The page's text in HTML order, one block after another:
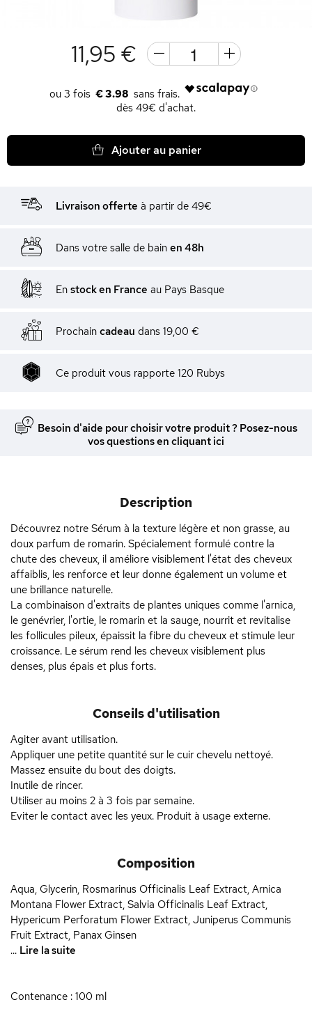
11,95 €
€ 3.98
dès 49€ d'achat.
Ajouter au panier
Livraison offerte à partir de 49€
Dans votre salle de bain en 48h
En stock en France au Pays Basque
Prochain cadeau dans 19,00 €
Ce produit vous rapporte 120 Rubys
Besoin d'aide pour choisir votre produit ? Posez-nous
vos questions en cliquant ici
Description
Découvrez notre Sérum à la texture légère et non grasse, au
doux parfum de romarin. Spécialement formulé contre la
chute des cheveux, il améliore visiblement l'état des cheveux
affaiblis, les renforce et leur donne également un volume et
une brillance naturelle.
La combinaison d'extraits de plantes uniques comme l'arnica,
le genévrier, l'ortie, le romarin et la sauge, nourrit et revitalise
les follicules pileux, épaissit la fibre du cheveux et stimule leur
croissance. Le sérum rend les cheveux visiblement plus
denses, plus épais et plus forts.
Conseils d'utilisation
Agiter avant utilisation.
Appliquer une petite quantité sur le cuir chevelu nettoyé.
Massez ensuite du bout des doigts.
Inutile de rincer.
Utiliser au moins 2 à 3 fois par semaine.
Eviter le contact avec les yeux. Produit à usage externe.
Composition
Aqua, Glycerin, Rosmarinus Officinalis Leaf Extract, Arnica
Montana Flower Extract, Salvia Officinalis Leaf Extract,
Hypericum Perforatum Flower Extract, Juniperus Communis
Fruit Extract, Panax Ginsen
... Lire la suite
Contenance : 100 ml